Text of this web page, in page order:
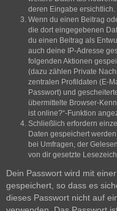
deren Eingabe ersichtlich.
Wenn du einen Beitrag
die dort eingegebenen
du einen Beitrag als
auch deine IP-Adresse
folgenden Aktionen
(dazu zählen Private
zentralen Profildaten (E-
Passwort) und
übermittelte Browser-
ist online?“-Funktion
Schließlich erfordern
Daten gespeichert
bei Umfragen, der
von dir gesetzte
Dein Passwort wird mit
gespeichert, so dass es
dieses Passwort nicht auf